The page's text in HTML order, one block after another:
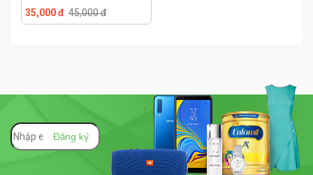
Aromax
35,000 đ 45,000 đ